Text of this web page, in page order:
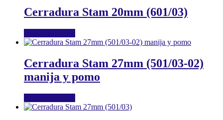
Cerradura Stam 20mm (601/03)
Cerradura Stam 27mm (501/03-02)
manija y pomo